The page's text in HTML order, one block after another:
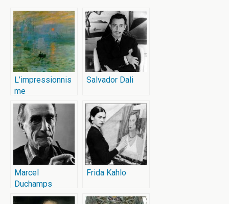
L’impressionnis
me
Salvador Dali
Marcel
Duchamps
Frida Kahlo